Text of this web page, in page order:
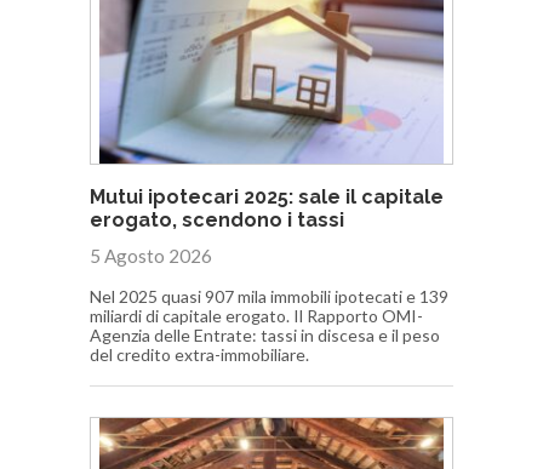
Mutui ipotecari 2025: sale il capitale
erogato, scendono i tassi
5 Agosto 2026
Nel 2025 quasi 907 mila immobili ipotecati e 139
miliardi di capitale erogato. Il Rapporto OMI-
Agenzia delle Entrate: tassi in discesa e il peso
del credito extra-immobiliare.